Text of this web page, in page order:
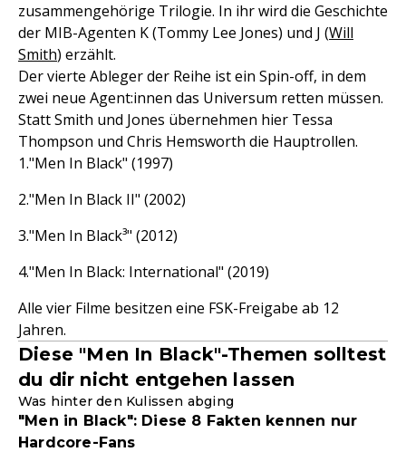
zusammengehörige Trilogie. In ihr wird die Geschichte
der MIB-Agenten K (Tommy Lee Jones) und J (Will
Smith) erzählt.
Der vierte Ableger der Reihe ist ein Spin-off, in dem
zwei neue Agent:innen das Universum retten müssen.
Statt Smith und Jones übernehmen hier Tessa
Thompson und Chris Hemsworth die Hauptrollen.
"Men In Black" (1997)
"Men In Black II" (2002)
"Men In Black³" (2012)
"Men In Black: International" (2019)
Alle vier Filme besitzen eine FSK-Freigabe ab 12
Jahren.
Diese "Men In Black"-Themen solltest
du dir nicht entgehen lassen
Was hinter den Kulissen abging
"Men in Black": Diese 8 Fakten kennen nur
Hardcore-Fans